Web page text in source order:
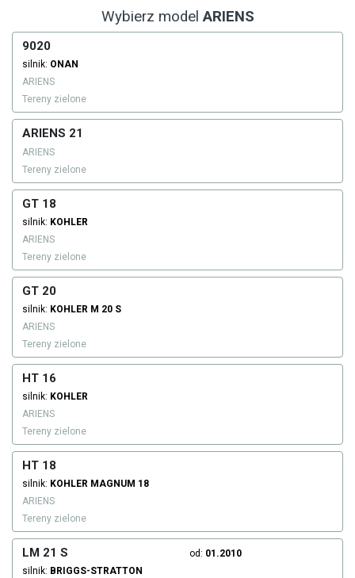
Wybierz modelARIENS
9020
silnik: ONAN
ARIENS
Tereny zielone
ARIENS 21
ARIENS
Tereny zielone
GT 18
silnik: KOHLER
ARIENS
Tereny zielone
GT 20
silnik: KOHLER M 20 S
ARIENS
Tereny zielone
HT 16
silnik: KOHLER
ARIENS
Tereny zielone
HT 18
silnik: KOHLER MAGNUM 18
ARIENS
Tereny zielone
LM 21 S od: 01.2010
silnik: BRIGGS-STRATTON